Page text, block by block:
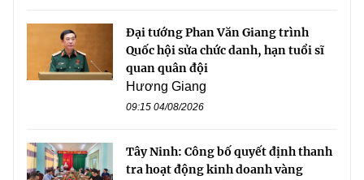
Đại tướng Phan Văn Giang trình
Quốc hội sửa chức danh, hạn tuổi sĩ
quan quân đội
Hương Giang
09:15 04/08/2026
Tây Ninh: Công bố quyết định thanh
tra hoạt động kinh doanh vàng